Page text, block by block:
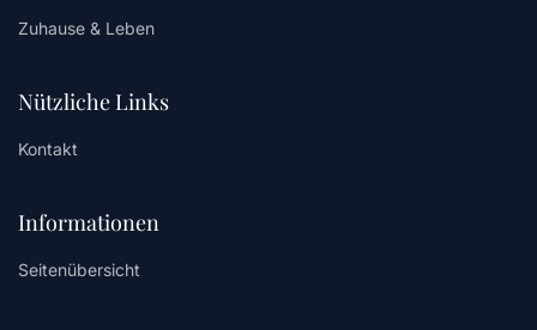
Zuhause & Leben
Nützliche Links
Kontakt
Informationen
Seitenübersicht